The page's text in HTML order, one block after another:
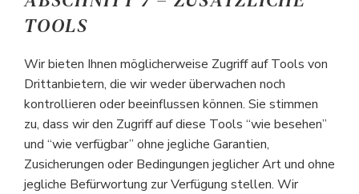
TOOLS
Wir bieten Ihnen möglicherweise Zugriff auf Tools von
Drittanbietern, die wir weder überwachen noch
kontrollieren oder beeinflussen können. Sie stimmen
zu, dass wir den Zugriff auf diese Tools “wie besehen”
und “wie verfügbar” ohne jegliche Garantien,
Zusicherungen oder Bedingungen jeglicher Art und ohne
jegliche Befürwortung zur Verfügung stellen. Wir